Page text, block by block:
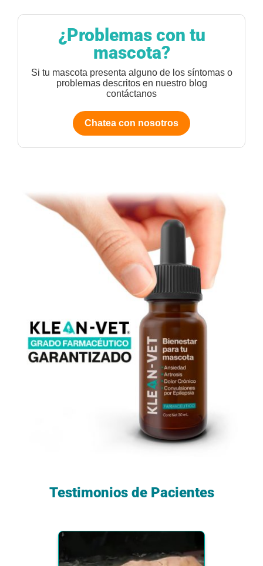
¿Problemas con tu
mascota?
Si tu mascota presenta alguno de los síntomas o
problemas descritos en nuestro blog
contáctanos
Chatea con nosotros
Testimonios de Pacientes